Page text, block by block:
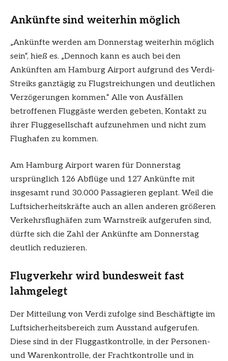
Ankünfte sind weiterhin möglich
„Ankünfte werden am Donnerstag weiterhin möglich
sein“, hieß es. „Dennoch kann es auch bei den
Ankünften am Hamburg Airport aufgrund des Verdi-
Streiks ganztägig zu Flugstreichungen und deutlichen
Verzögerungen kommen.“ Alle von Ausfällen
betroffenen Fluggäste werden gebeten, Kontakt zu
ihrer Fluggesellschaft aufzunehmen und nicht zum
Flughafen zu kommen.
Am Hamburg Airport waren für Donnerstag
ursprünglich 126 Abflüge und 127 Ankünfte mit
insgesamt rund 30.000 Passagieren geplant. Weil die
Luftsicherheitskräfte auch an allen anderen größeren
Verkehrsflughäfen zum Warnstreik aufgerufen sind,
dürfte sich die Zahl der Ankünfte am Donnerstag
deutlich reduzieren.
Flugverkehr wird bundesweit fast
lahmgelegt
Der Mitteilung von Verdi zufolge sind Beschäftigte im
Luftsicherheitsbereich zum Ausstand aufgerufen.
Diese sind in der Fluggastkontrolle, in der Personen-
und Warenkontrolle, der Frachtkontrolle und in